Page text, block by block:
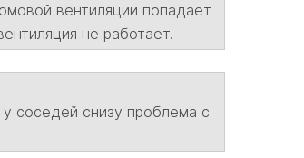
вентиляции попадает
не работает.
соседей снизу проблема с